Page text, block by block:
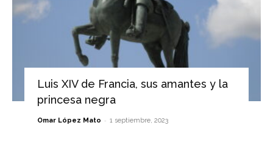
Luis XIV de Francia, sus amantes y la
princesa negra
Omar López Mato - 1 septiembre, 2023